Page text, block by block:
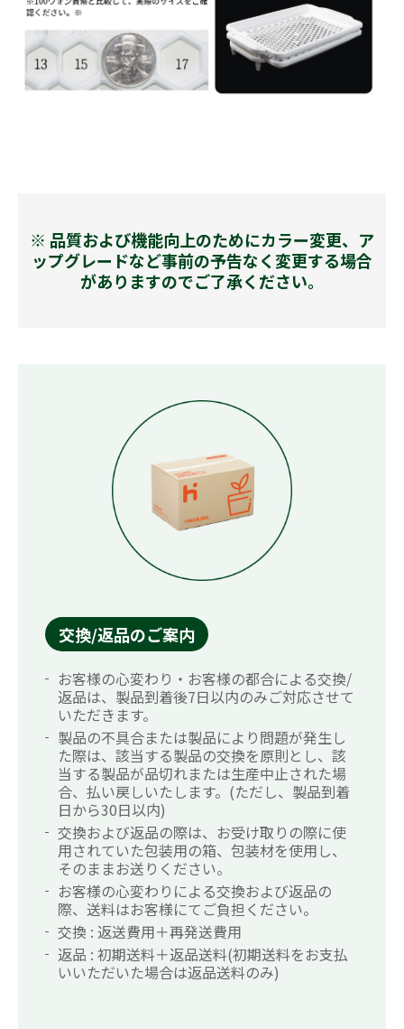
※ 品質および機能向上のためにカラー変更、ア
ップグレードなど事前の予告なく変更する場合
がありますのでご了承ください。
交換/返品のご案内
お客様の心変わり・お客様の都合による交換/
返品は、製品到着後7日以内のみご対応させて
いただきます。
製品の不具合または製品により問題が発生し
た際は、該当する製品の交換を原則とし、該
当する製品が品切れまたは生産中止された場
合、払い戻しいたします。(ただし、製品到着
日から30日以内)
交換および返品の際は、お受け取りの際に使
用されていた包装用の箱、包装材を使用し、
そのままお送りください。
お客様の心変わりによる交換および返品の
際、送料はお客様にてご負担ください。
交換 : 返送費用＋再発送費用
返品 : 初期送料＋返品送料(初期送料をお支払
いいただいた場合は返品送料のみ)